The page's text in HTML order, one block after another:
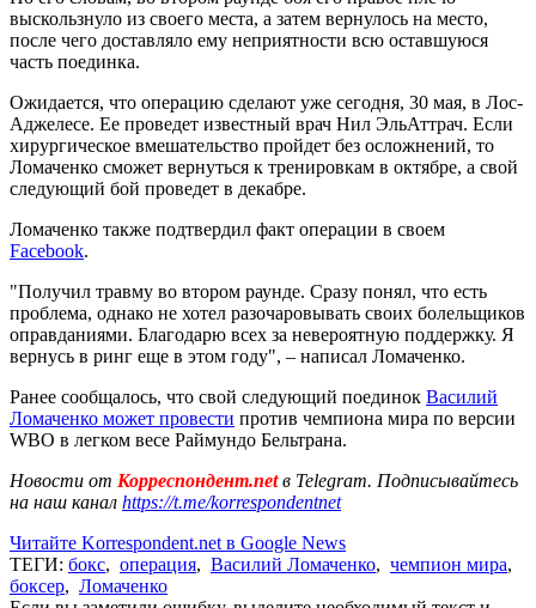
выскользнуло из своего места, а затем вернулось на место,
после чего доставляло ему неприятности всю оставшуюся
часть поединка.
Ожидается, что операцию сделают уже сегодня, 30 мая, в Лос-
Аджелесе. Ее проведет известный врач Нил ЭльАттрач. Если
хирургическое вмешательство пройдет без осложнений, то
Ломаченко сможет вернуться к тренировкам в октябре, а свой
следующий бой проведет в декабре.
Ломаченко также подтвердил факт операции в своем
Facebook.
"Получил травму во втором раунде. Сразу понял, что есть
проблема, однако не хотел разочаровывать своих болельщиков
оправданиями. Благодарю всех за невероятную поддержку. Я
вернусь в ринг еще в этом году", – написал Ломаченко.
Ранее сообщалось, что свой следующий поединок Василий
Ломаченко может провести против чемпиона мира по версии
WBO в легком весе Раймундо Бельтрана.
Новости от Корреспондент.netв Telegram. Подписывайтесь
на наш канал https://t.me/korrespondentnet
Читайте Korrespondent.net в Google News
ТЕГИ: бокс, операция, Василий Ломаченко, чемпион мира,
боксер, Ломаченко